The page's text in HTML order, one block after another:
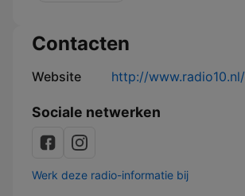
Contacten
Website http://www.radio10.nl/
Sociale netwerken
Werk deze radio-informatie bij